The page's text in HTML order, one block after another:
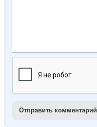
Отправить комментарий